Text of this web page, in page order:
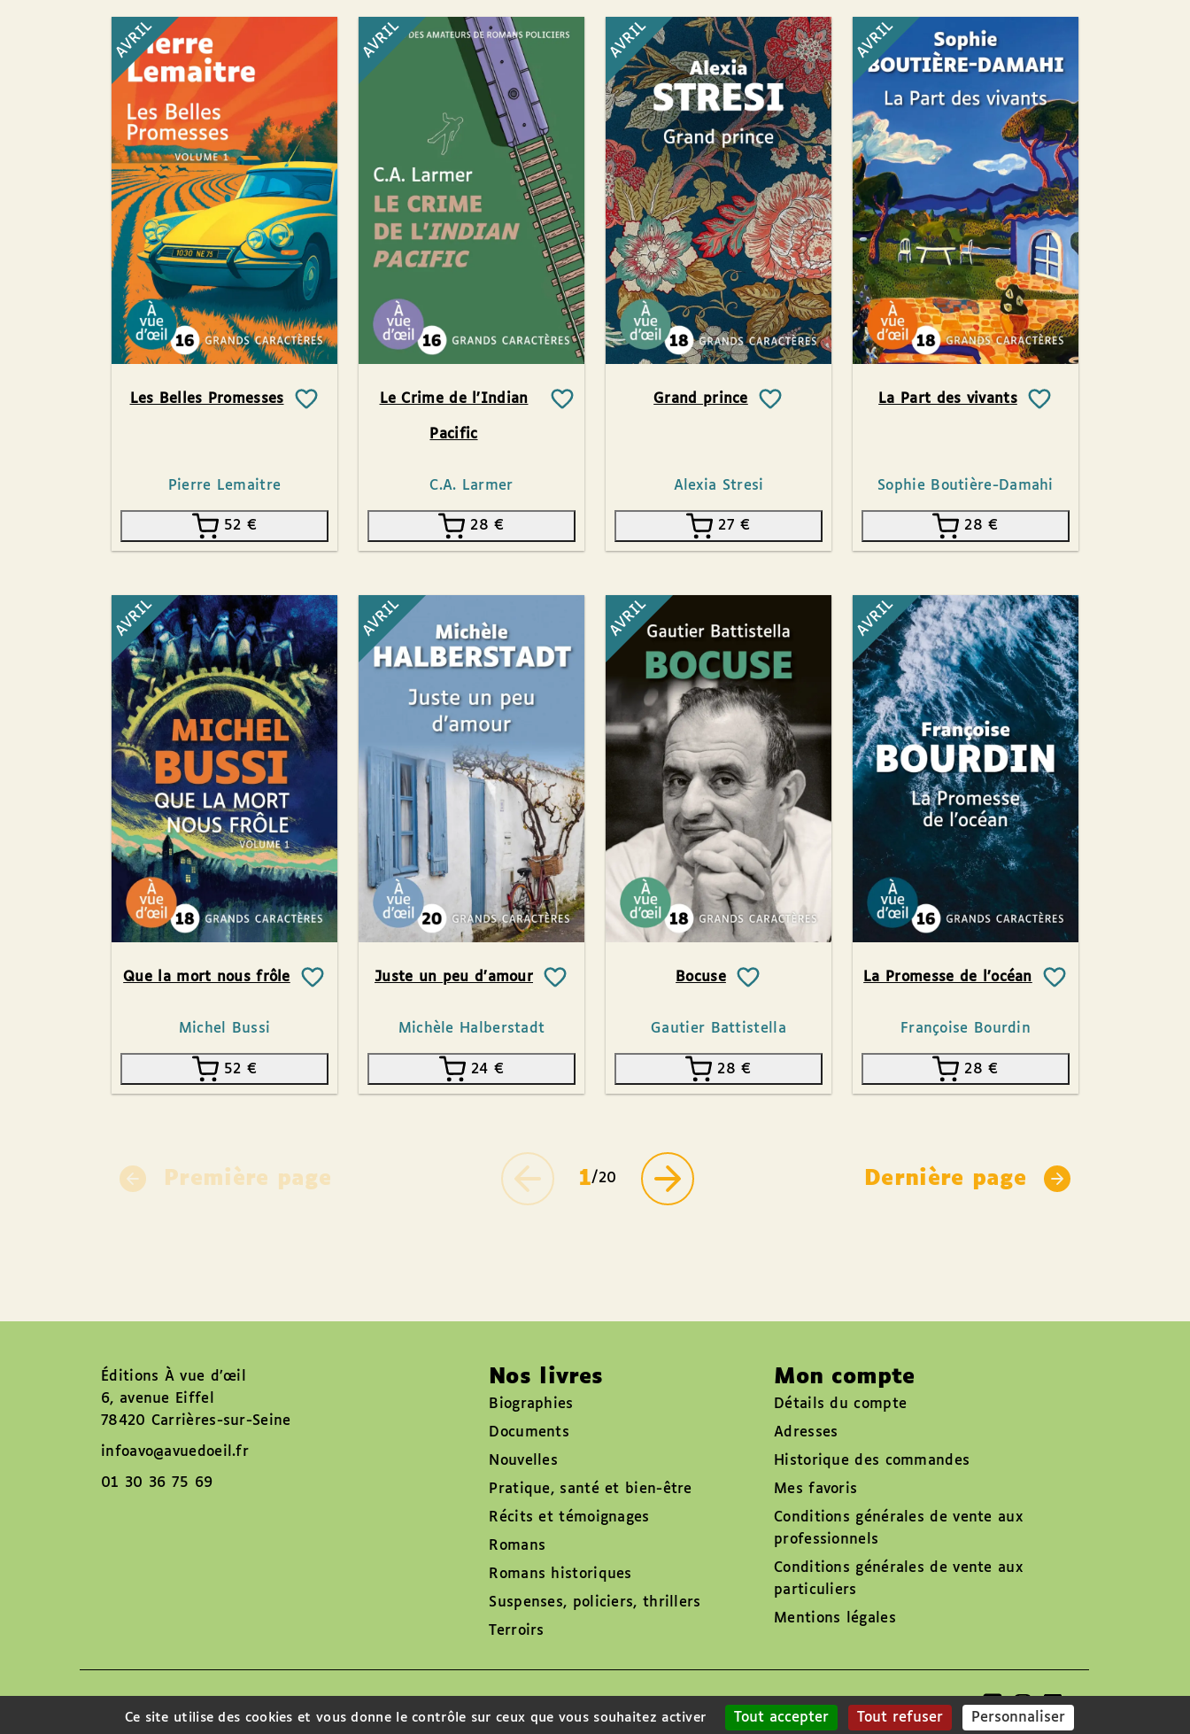
AVRIL
Les Belles Promesses
Pierre Lemaitre
52 €
AVRIL
Le Crime de l’Indian
Pacific
C.A. Larmer
28€
AVRIL
Grand prince
Alexia Stresi
27€
AVRIL
La Part des vivants
Sophie Boutière-Damahi
28€
AVRIL
Que la mort nous frôle
Michel Bussi
52 €
AVRIL
Juste un peu d’amour
Michèle Halberstadt
24 €
AVRIL
Bocuse
Gautier Battistella
28€
AVRIL
La Promesse de l’océan
Françoise Bourdin
28€
Première page 1/20 Dernière page
Éditions À vue d’œil
6, avenue Eiffel
78420 Carrières-sur-Seine
infoavo@avuedoeil.fr
01 30 36 75 69
Nos livres
Biographies
Documents
Nouvelles
Pratique, santé et bien-être
Récits et témoignages
Romans
Romans historiques
Suspenses, policiers, thrillers
Terroirs
Mon compte
Détails du compte
Adresses
Historique des commandes
Mes favoris
Conditions générales de vente aux
professionnels
Conditions générales de vente aux
particuliers
Mentions légales
Suivez-nous sur
Ce site utilise des cookies et vous donne le contrôle sur ceux que vous souhaitez activer Tout accepter Tout refuser Personnaliser